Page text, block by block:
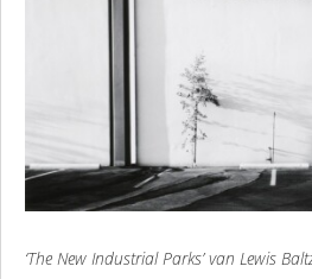
‘The New Industrial Parks’ van Lewis